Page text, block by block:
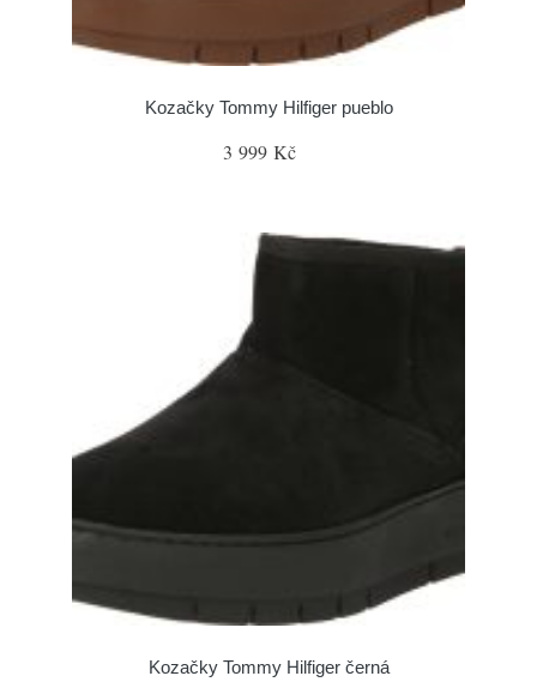
Kozačky Tommy Hilfiger pueblo
3 999 Kč
Kozačky Tommy Hilfiger černá